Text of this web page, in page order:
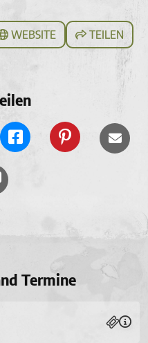
WEBSITE TEILEN
Termine